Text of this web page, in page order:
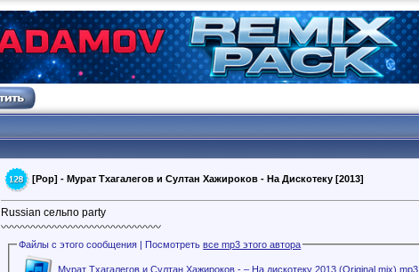
[Pop] - Мурат Тхагалегов и Султан Хажироков - На Дискотеку [2013]
Russian сельпо party
〰〰〰〰〰〰〰〰〰〰〰〰〰〰〰
Файлы с этого сообщения | Посмотретьвсе mp3 этого автора
Мурат Тхагалегов и Султан Хажироков - – На дискотеку 2013 (Original mix).mp3